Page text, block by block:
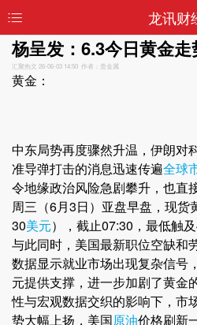
龙讯财
杨呈发：6.3今日黄金
汇聚热文 26-06-03 14:50 作者：贵金属
黄金：
中东局势再度骤然升温，伊朗对
准导弹打击的消息迅速传遍全球
令地缘政治风险急剧攀升，也直
周三（6月3日）亚盘早盘，现货
30美元），截止07:30，最低触
与此同时，美国最新职位空缺和
数据显示就业市场出现复杂信号
元提供支撑，进一步加剧了黄金
性与宏观数据交织的影响下，市
势大幅上扬，美国原油价格刷新